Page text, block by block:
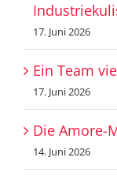
17. Juni 2026
Ein Team
17. Juni 2026
Die Amore-
14. Juni 2026